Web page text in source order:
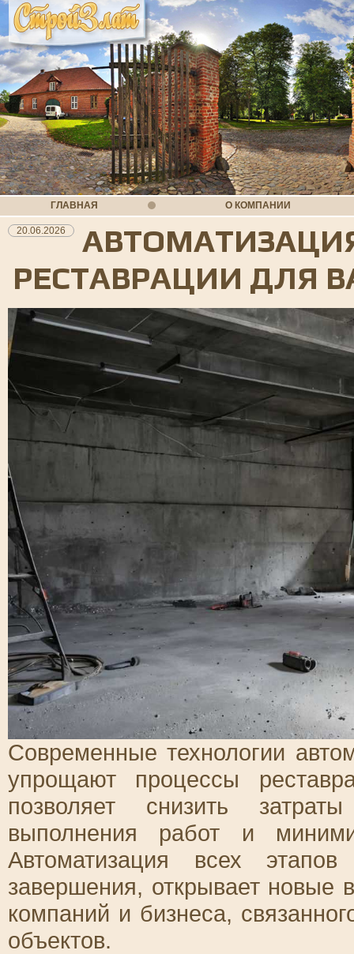
ГЛАВНАЯ О КОМПАНИИ
20.06.2026
РЕСТАВРАЦИИ ДЛЯ
Современные технологии
упрощают процессы
позволяет снизить
выполнения работ и
Автоматизация всех
завершения, открывает новые
компаний и бизнеса,
объектов.